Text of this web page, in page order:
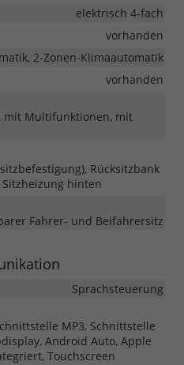
elektrisch 4-fach
vorhanden
2-Zonen-Klimaautomatik
vorhanden
mit Multifunktionen, mit
Rücksitzbank
hinten
Fahrer- und Beifahrersitz
Sprachsteuerung
MP3, Schnittstelle
Android Auto, Apple
Touchscreen